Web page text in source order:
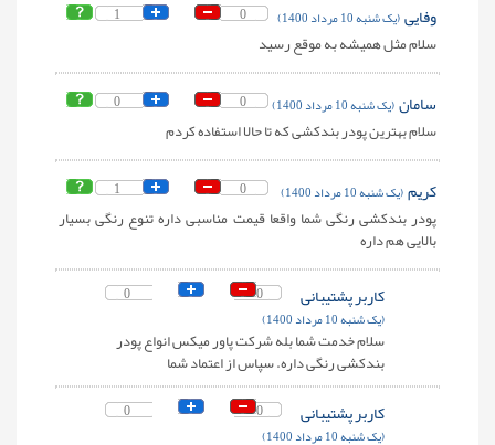
1 0 وفایی(یک شنبه 10 مرداد 1400)
سلام مثل همیشه به موقع رسید
0 0 سامان(یک شنبه 10 مرداد 1400)
سلام بهترین پودر بندکشی که تا حالا استفاده کردم
1 0 کریم(یک شنبه 10 مرداد 1400)
پودر بندکشی رنگی شما واقعا قیمت مناسبی داره تنوع رنگی بسیار
بالایی هم داره
0 0 کاربر پشتیبانی
(یک شنبه 10 مرداد 1400)
سلام خدمت شما بله شرکت پاور میکس انواع پودر
بندکشی رنگی داره. سپاس از اعتماد شما
0 0 کاربر پشتیبانی
(یک شنبه 10 مرداد 1400)